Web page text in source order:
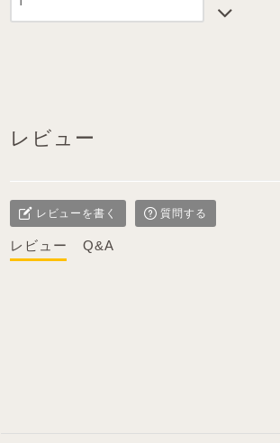
レビュー
レビューを書く 質問する
レビュー Q&A